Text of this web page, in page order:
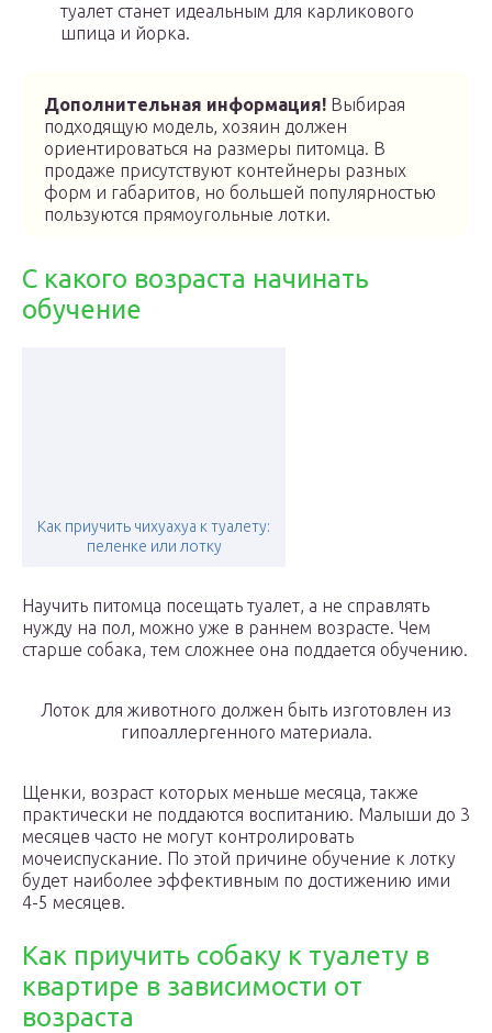
туалет станет идеальным для карликового
шпица и йорка.
Дополнительная информация! Выбирая
подходящую модель, хозяин должен
ориентироваться на размеры питомца. В
продаже присутствуют контейнеры разных
форм и габаритов, но большей популярностью
пользуются прямоугольные лотки.
С какого возраста начинать
обучение
Как приучить чихуахуа к туалету:
пеленке или лотку
Научить питомца посещать туалет, а не справлять
нужду на пол, можно уже в раннем возрасте. Чем
старше собака, тем сложнее она поддается обучению.
Лоток для животного должен быть изготовлен из
гипоаллергенного материала.
Щенки, возраст которых меньше месяца, также
практически не поддаются воспитанию. Малыши до 3
месяцев часто не могут контролировать
мочеиспускание. По этой причине обучение к лотку
будет наиболее эффективным по достижению ими
4-5 месяцев.
Как приучить собаку к туалету в
квартире в зависимости от
возраста